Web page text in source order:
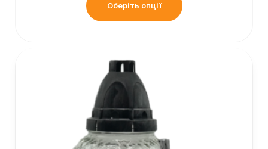
Оберіть опції